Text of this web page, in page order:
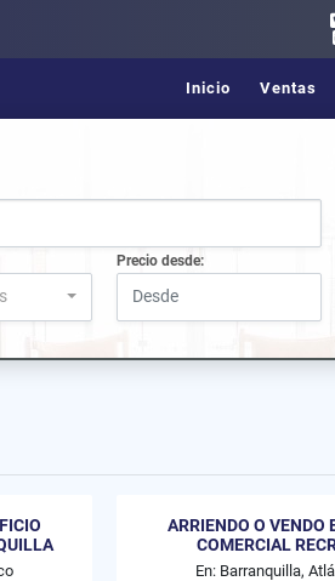
Inicio Ventas
Precio desde:
ARRIENDO O VENDO
COMERCIAL
En: Barranquilla,